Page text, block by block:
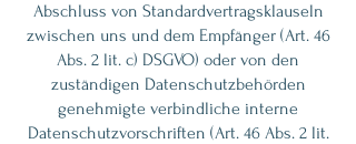
Abschluss von Standardvertragsklauseln
zwischen uns und dem Empfänger (Art. 46
Abs. 2 lit. c) DSGVO) oder von den
zuständigen Datenschutzbehörden
genehmigte verbindliche interne
Datenschutzvorschriften (Art. 46 Abs. 2 lit.